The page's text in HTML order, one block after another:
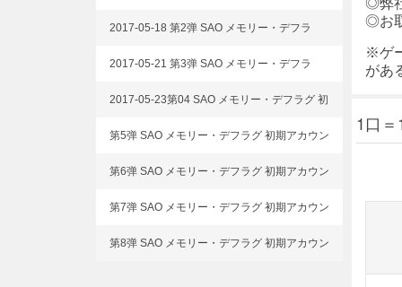
2017-05-18 第2弹 SAO メモリー・デフラ
2017-05-21 第3弹 SAO メモリー・デフラ
2017-05-23第04 SAO メモリー・デフラグ 初
第5弹 SAO メモリー・デフラグ 初期アカウン
第6弹 SAO メモリー・デフラグ 初期アカウン
第7弹 SAO メモリー・デフラグ 初期アカウン
第8弹 SAO メモリー・デフラグ 初期アカウン
◎弊
◎お
※ゲ
があ
1口